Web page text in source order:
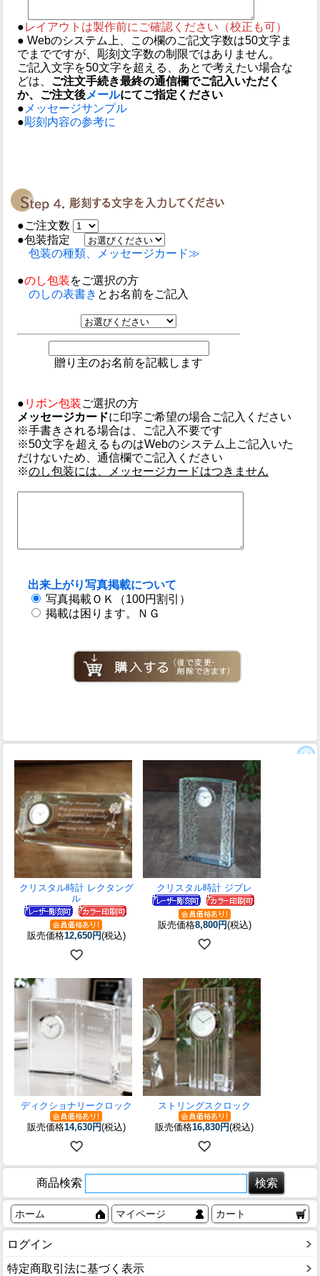
●レイアウトは製作前にご確認ください（校正も可）
● Webのシステム上、この欄のご記文字数は50文字ま
でまでですが、彫刻文字数の制限ではありません。
ご記入文字を50文字を超える、あとで考えたい場合な
どは、 ご注文手続き最終の通信欄でご記入いただく
か、ご注文後メールにてご指定ください
● メッセージサンプル
●彫刻内容の参考に
●ご注文数
●包装指定
包装の種類、メッセージカード≫
●のし包装をご選択の方
のしの表書き とお名前をご記入
贈り主のお名前を記載します
● リボン包装ご選択の方
メッセージカードに印字ご希望の場合ご記入ください
※手書きされる場合は、ご記入不要です
※50文字を超えるものはWebのシステム上ご記入いた
だけないため、通信欄でご記入ください
※のし包装には、メッセージカードはつきません
出来上がり写真掲載について
写真掲載ＯＫ（100円割引）
掲載は困ります。ＮＧ
クリスタル時計 レクタング
ル
販売価格12,650円(税込)
クリスタル時計 ジブレ
販売価格8,800円(税込)
ディクショナリークロック
販売価格14,630円(税込)
ストリングスクロック
販売価格16,830円(税込)
商品検索
ホーム マイページ カート
ログイン
特定商取引法に基づく表示